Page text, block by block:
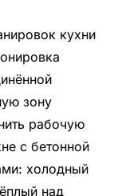
кухни
зону
рабочую
с бетонной
холодный
над